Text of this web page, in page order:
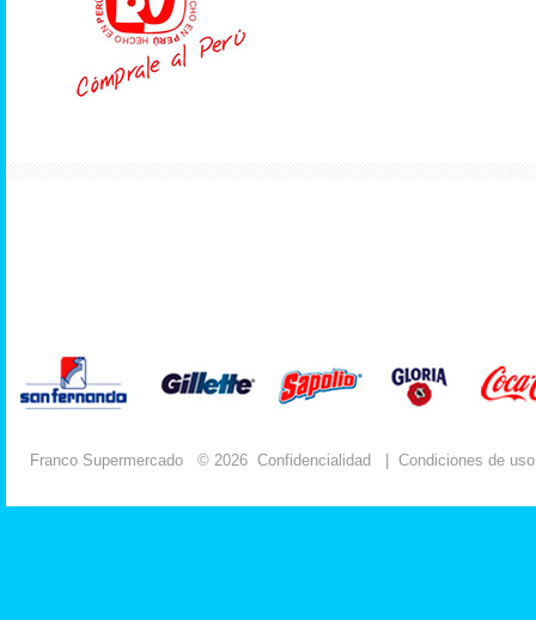
Franco Supermercado © 2026 Confidencialidad Condiciones de uso